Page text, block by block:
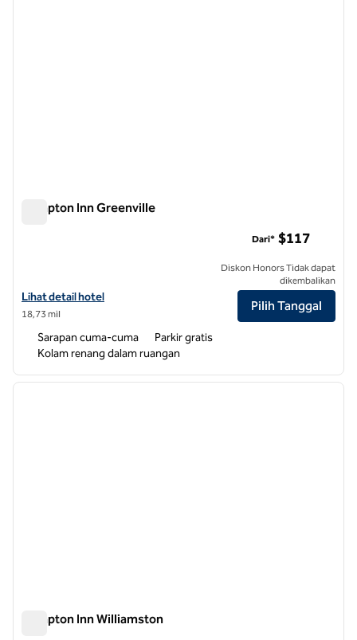
Hampton Inn Greenville
Lihat detail hotel untuk Hampton Inn Greenville
Lihat detail hotel
18,73 mil
Dari* $117
Diskon Honors Tidak dapat
dikembalikan
Pilih Tanggal
Sarapan cuma-cuma
Parkir gratis
Kolam renang dalam ruangan
1 dari 12
Hampton Inn Williamston